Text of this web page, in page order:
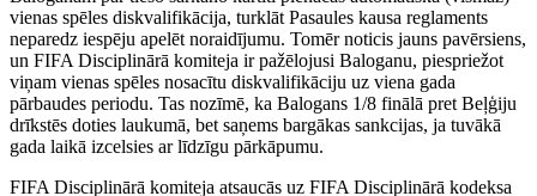
vienas spēles diskvalifikācija, turklāt Pasaules kausa reglaments
neparedz iespēju apelēt noraidījumu. Tomēr noticis jauns pavērsiens,
un FIFA Disciplinārā komiteja ir pažēlojusi Baloganu, piespriežot
viņam vienas spēles nosacītu diskvalifikāciju uz viena gada
pārbaudes periodu. Tas nozīmē, ka Balogans 1/8 finālā pret Beļģiju
drīkstēs doties laukumā, bet saņems bargākas sankcijas, ja tuvākā
gada laikā izcelsies ar līdzīgu pārkāpumu.
FIFA Disciplinārā komiteja atsaucās uz FIFA Disciplinārā kodeksa